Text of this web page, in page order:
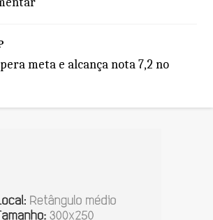
meta e alcança nota 7,2 no